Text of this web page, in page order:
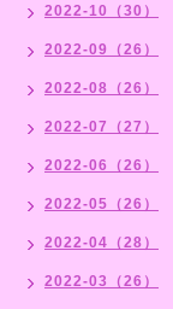
2022-10（30）
2022-09（26）
2022-08（26）
2022-07（27）
2022-06（26）
2022-05（26）
2022-04（28）
2022-03（26）